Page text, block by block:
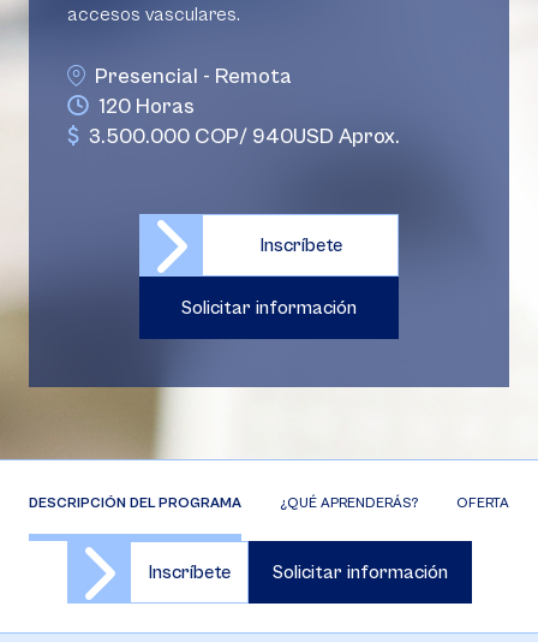
accesos vasculares.
120 Horas
Presencial - Remota
3.500.000 COP/ 940USD Aprox.
Inscríbete
Solicitar información
DESCRIPCIÓN DEL PROGRAMA ¿QUÉ APRENDERÁS? OFERTA DE
Inscríbete Solicitar información